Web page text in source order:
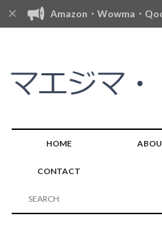
Amazon・Wowma・
HOME
CONTACT